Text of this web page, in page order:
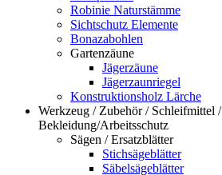
Robinie Naturstämme
Sichtschutz Elemente
Bonazabohlen
Gartenzäune
Jägerzäune
Jägerzaunriegel
Konstruktionsholz Lärche
Werkzeug / Zubehör / Schleifmittel /
Bekleidung/Arbeitsschutz
Sägen / Ersatzblätter
Stichsägeblätter
Säbelsägeblätter